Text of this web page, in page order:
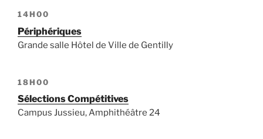
14H00
Périphériques
Grande salle Hôtel de Ville de Gentilly
18H00
Sélections Compétitives
Campus Jussieu, Amphithéâtre 24